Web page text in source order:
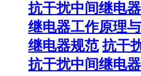
抗干扰中间继电
继电器工作原理
继电器规范 抗干
抗干扰中间继电